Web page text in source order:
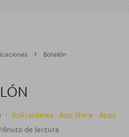
Botellón
· Aplicaciones App Store
Apps
de lectura